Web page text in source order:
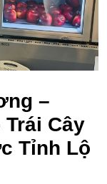
–
Cây
Tỉnh Lộ